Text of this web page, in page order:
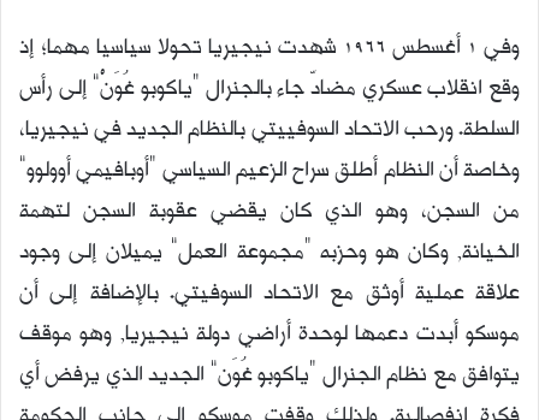
وفي 1 أغسطس 1966 شهدت نيجيريا تحولا سياسيا مهما؛ إذ
وقع انقلاب عسكري مضادّ جاء بالجنرال “ياكوبو غُوَنْ” إلى رأس
السلطة. ورحب الاتحاد السوفييتي بالنظام الجديد في نيجيريا،
وخاصة أن النظام أطلق سراح الزعيم السياسي “أوبافيمي أوولوو”
من السجن، وهو الذي كان يقضي عقوبة السجن لتهمة
الخيانة, وكان هو وحزبه “مجموعة العمل” يميلان إلى وجود
علاقة عملية أوثق مع الاتحاد السوفيتي. بالإضافة إلى أن
موسكو أبدت دعمها لوحدة أراضي دولة نيجيريا, وهو موقف
يتوافق مع نظام الجنرال “ياكوبو غُوَن” الجديد الذي يرفض أي